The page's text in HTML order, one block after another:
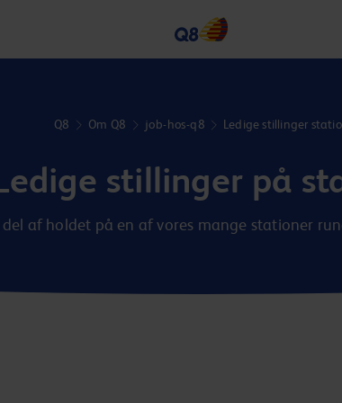
Q8 Om Q8 job-hos-q8 Ledige stillinger
stillinger på
del af holdet på en af vores mange stationer